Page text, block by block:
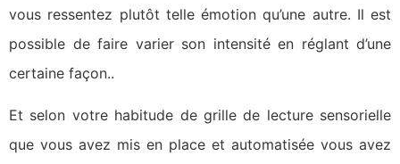
vous ressentez plutôt telle émotion qu’une autre. Il est
possible de faire varier son intensité en réglant d’une
certaine façon..
Et selon votre habitude de grille de lecture sensorielle
que vous avez mis en place et automatisée vous avez